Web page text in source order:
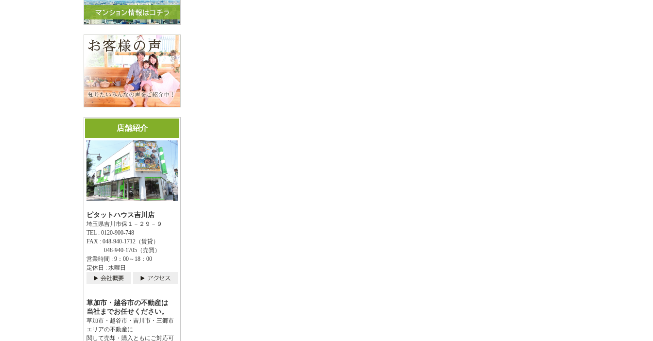
店舗紹介
ピタットハウス吉川店
埼玉県吉川市保１－２９－９
TEL : 0120-900-748
FAX : 048-940-1712（賃貸）
048-940-1705（売買）
営業時間 : 9：00～18：00
定休日 : 水曜日
草加市・越谷市の不動産は
当社までお任せください。
草加市・越谷市・吉川市・三郷市
エリアの不動産に
関して売却・購入ともにご対応可